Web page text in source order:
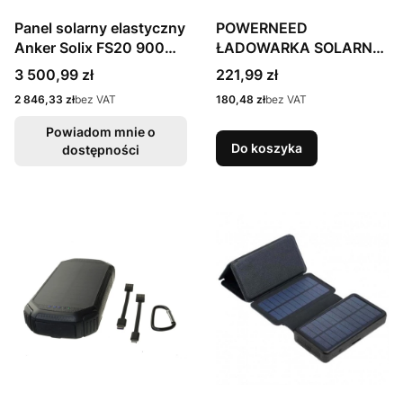
Panel solarny elastyczny
Anker Solix FS20 900W
(225W - 4 szt )
Cena
3 500,99 zł
Cena
2 846,33 złbez VAT
Powiadom mnie o
dostępności
POWERNEED
ŁADOWARKA SOLARNA
S20000Q
Cena
221,99 zł
Cena
180,48 złbez VAT
Do koszyka